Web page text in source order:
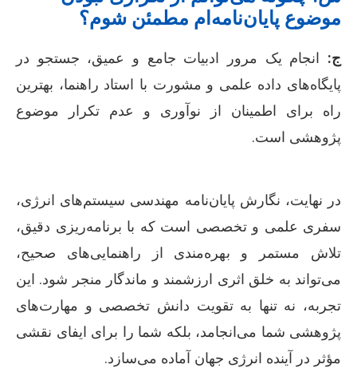
موضوع پایان‌نامه‌ام مطمئن شوم؟
ج: انجام یک مرور ادبیات جامع و عمیق، جستجو در
پایگاه‌های داده علمی و مشورت با استاد راهنما، بهترین
راه برای اطمینان از نوآوری و عدم تکرار موضوع
پژوهشی است.
در نهایت، نگارش پایان‌نامه مهندسی سیستم‌های انرژی،
سفری علمی و تخصصی است که با برنامه‌ریزی دقیق،
تلاش مستمر و بهره‌مندی از راهنمایی‌های صحیح،
می‌تواند به خلق اثری ارزشمند و ماندگار منجر شود. این
تجربه، نه تنها به تقویت دانش تخصصی و مهارت‌های
پژوهشی شما می‌انجامد، بلکه شما را برای ایفای نقشی
مؤثر در آینده انرژی جهان آماده می‌سازد.